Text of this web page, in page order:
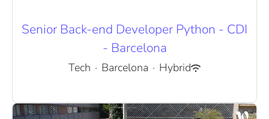
Senior Back-end Developer Python - CDI
- Barcelona
Tech · Barcelona · Hybrid